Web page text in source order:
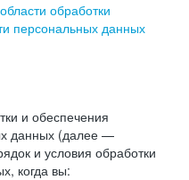
обработки
персональных данных
и обеспечения
данных (далее —
и условия обработки
когда вы: